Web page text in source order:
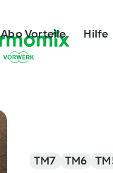
Abo Vorteile Hilfe
TM7 TM6